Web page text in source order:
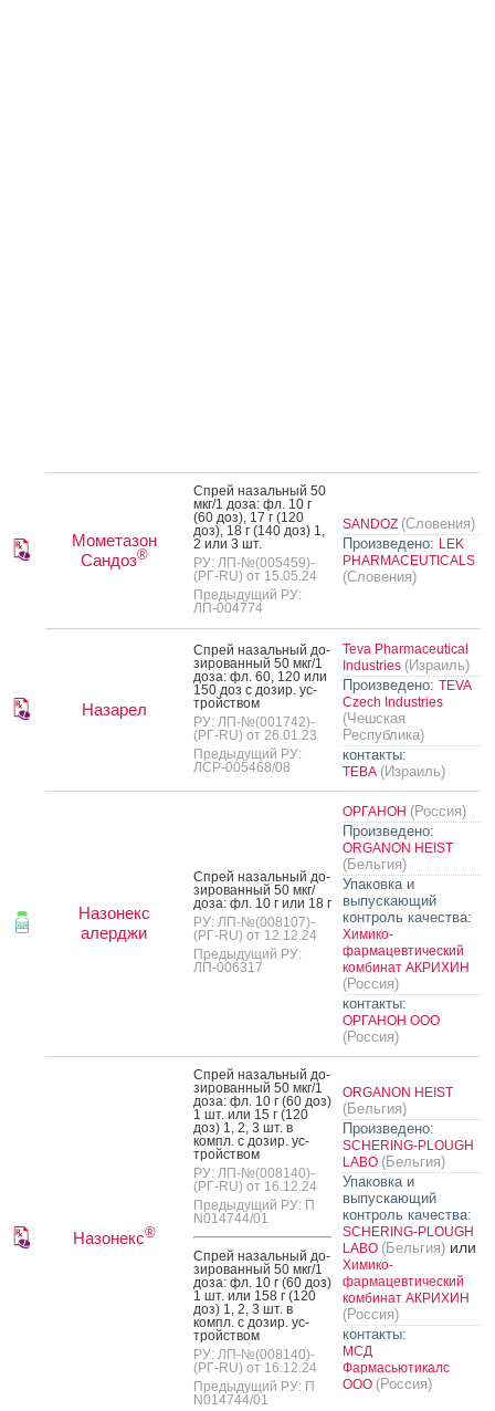
Мометазон
Сандоз®
Спрей на­заль­ный 50
мкг/1 до­за: фл. 10 г
(60 доз), 17 г (120
доз), 18 г (140 доз) 1,
2 или 3 шт.
РУ: ЛП-№(005459)-
(РГ-RU) от 15.05.24
Предыдущий РУ:
ЛП-004774
SANDOZ (Словения)
Произведено: LEK
PHARMACEUTICALS
(Словения)
Назарел
Спрей на­заль­ный до­
зиро­ван­ный 50 мкг/1
до­за: фл. 60, 120 или
150 доз с до­зир. ус­
трой­ством
РУ: ЛП-№(001742)-
(РГ-RU) от 26.01.23
Предыдущий РУ:
ЛСР-005468/08
Teva Pharmaceutical
Industries (Израиль)
Произведено: TEVA
Czech Industries
(Чешская
Республика)
контакты:
ТЕВА (Израиль)
Назонекс
алерджи
Спрей на­заль­ный до­
зиро­ван­ный 50 мкг/
до­за: фл. 10 г или 18 г
РУ: ЛП-№(008107)-
(РГ-RU) от 12.12.24
Предыдущий РУ:
ЛП-006317
ОРГАНОН (Россия)
Произведено:
ORGANON HEIST
(Бельгия)
Упаковка и
выпускающий
контроль качества:
Химико-
фармацевтический
комбинат АКРИХИН
(Россия)
контакты:
ОРГАНОН ООО
(Россия)
Назонекс®
Спрей на­заль­ный до­
зиро­ван­ный 50 мкг/1
до­за: фл. 10 г (60 доз)
1 шт. или 15 г (120
доз) 1, 2, 3 шт. в
компл. с до­зир. ус­
трой­ством
РУ: ЛП-№(008140)-
(РГ-RU) от 16.12.24
Предыдущий РУ: П
N014744/01
Спрей на­заль­ный до­
зиро­ван­ный 50 мкг/1
до­за: фл. 10 г (60 доз)
1 шт. или 158 г (120
доз) 1, 2, 3 шт. в
компл. с до­зир. ус­
трой­ством
РУ: ЛП-№(008140)-
(РГ-RU) от 16.12.24
Предыдущий РУ: П
N014744/01
ORGANON HEIST
(Бельгия)
Произведено:
SCHERING-PLOUGH
LABO (Бельгия)
Упаковка и
выпускающий
контроль качества:
SCHERING-PLOUGH
LABO (Бельгия) или
Химико-
фармацевтический
комбинат АКРИХИН
(Россия)
контакты:
МСД
Фармасьютикалс
ООО (Россия)